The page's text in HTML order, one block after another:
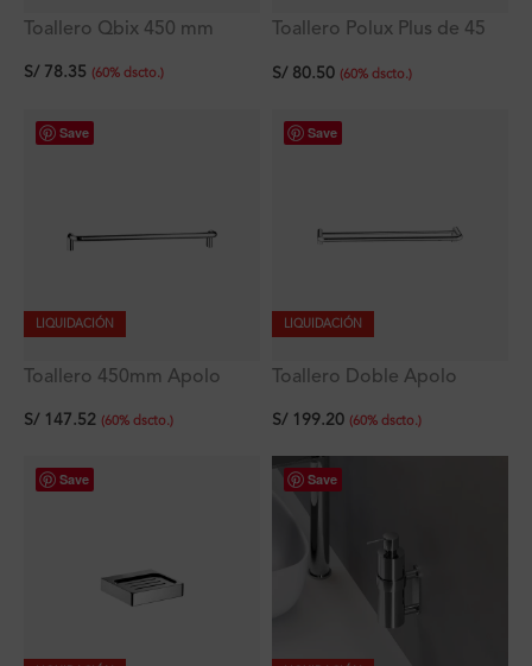
Toallero Qbix 450 mm
S/ 78.35 (60% dscto.)
Toallero Polux Plus de 45
S/80.50 (60% dscto.)
Save
LIQUIDACIÓN
Toallero 450mm Apolo
S/ 147.52 (60% dscto.)
Save
LIQUIDACIÓN
Toallero Doble Apolo
S/199.20 (60% dscto.)
Save Save